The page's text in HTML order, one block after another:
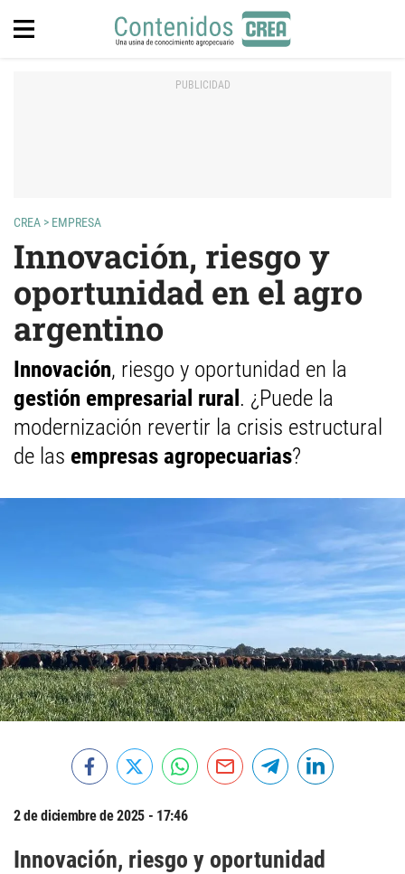
CREA > EMPRESA
Innovación, riesgo y
oportunidad en el agro
argentino
Innovación, riesgo y oportunidad en la
gestión empresarial rural . ¿Puede la
modernización revertir la crisis estructural
de las empresas agropecuarias?
2 de diciembre de 2025 - 17:46
Innovación, riesgo y oportunidad